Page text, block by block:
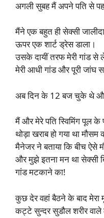
अगली सुबह मैं अपने पति से
मैंने एक बहुत ही सेक्सी
ऊपर एक शार्ट ड्रेस डाला।
उसके दायीं तरफ मेरी गांड
मेरी आधी गांड और पूरी जांघ
अब दिन के 12 बज चुके थे और
मैं और मेरे पति स्विमिंग पूल के
थोड़ा खराब हो गया था
मैनेजर ने बताया कि बीच ऐसे
और मुझे इतना मन था सेक्सी
गांड मटकाने का!
कुछ देर वहां बैठने के बाद
कट्टे सुन्दर सुडौल शरीर